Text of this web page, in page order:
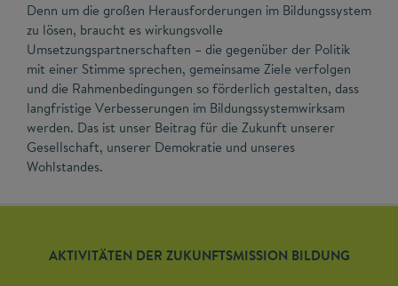
Denn um die großen Herausforderungen im Bildungssystem
zu lösen, braucht es wirkungsvolle
Umsetzungspartnerschaften – die gegenüber der Politik
mit einer Stimme sprechen, gemeinsame Ziele verfolgen
und die Rahmenbedingungen so förderlich gestalten, dass
langfristige Verbesserungen im Bildungssystemwirksam
werden. Das ist unser Beitrag für die Zukunft unserer
Gesellschaft, unserer Demokratie und unseres
Wohlstandes.
AKTIVITÄTEN DER ZUKUNFTSMISSION BILDUNG